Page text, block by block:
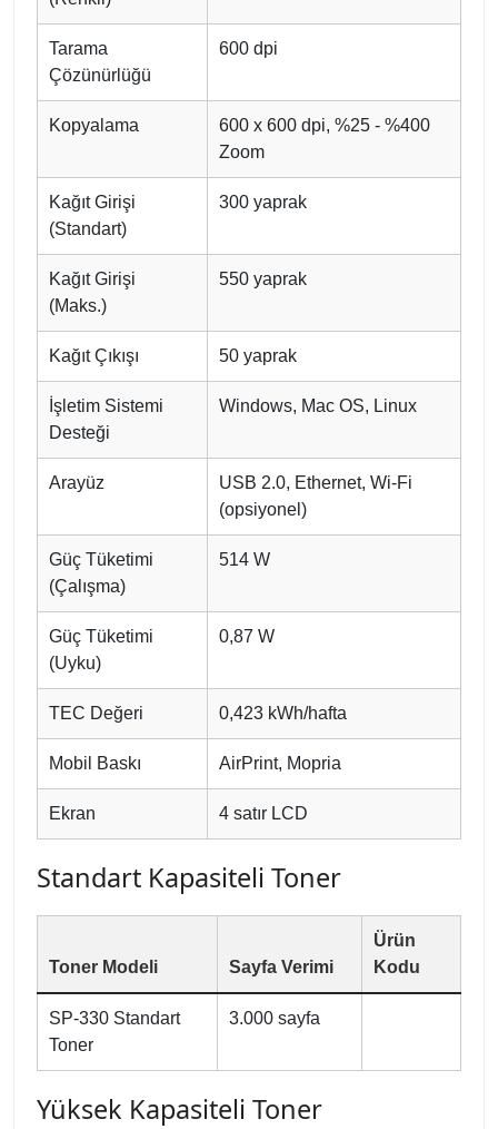
Tarama
Çözünürlüğü
600 dpi
Kopyalama
600 x 600 dpi, %25 - %400
Zoom
Kağıt Girişi
(Standart)
300 yaprak
Kağıt Girişi
(Maks.)
550 yaprak
Kağıt Çıkışı 50 yaprak
İşletim Sistemi
Desteği
Windows, Mac OS, Linux
Arayüz
USB 2.0, Ethernet, Wi-Fi
(opsiyonel)
Güç Tüketimi
(Çalışma)
514 W
Güç Tüketimi
(Uyku)
0,87 W
TEC Değeri 0,423 kWh/hafta
Mobil Baskı AirPrint, Mopria
Ekran 4 satır LCD
Standart Kapasiteli Toner
Toner Modeli Sayfa Verimi
Ürün
Kodu
SP-330 Standart
Toner
3.000 sayfa
Yüksek Kapasiteli Toner